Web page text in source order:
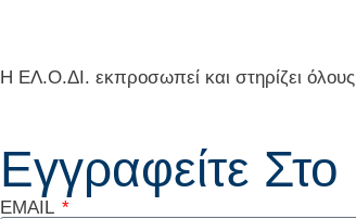
Η ΕΛ.Ο.ΔΙ. εκπροσωπεί και στηρίζει
Εγγραφείτε
EMAIL